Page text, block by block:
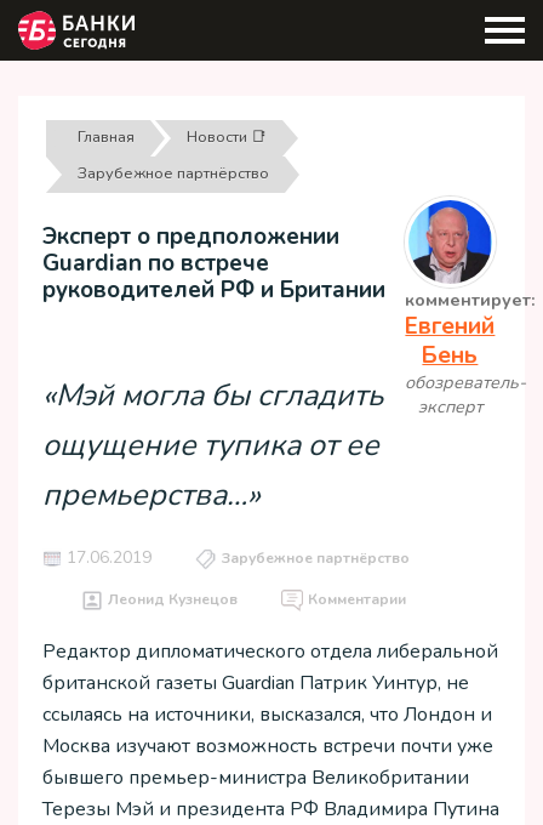
Главная
Новости 📑
Зарубежное партнёрство
Эксперт о предположении
Guardian по встрече
руководителей РФ и Британии
«Мэй могла бы сгладить
ощущение тупика от ее
премьерства…»
комментирует:
Евгений
Бень
обозреватель-
эксперт
17.06.2019 Зарубежное партнёрство
Леонид Кузнецов Комментарии
Редактор дипломатического отдела либеральной
британской газеты Guardian Патрик Уинтур, не
ссылаясь на источники, высказался, что Лондон и
Москва изучают возможность встречи почти уже
бывшего премьер-министра Великобритании
Терезы Мэй и президента РФ Владимира Путина